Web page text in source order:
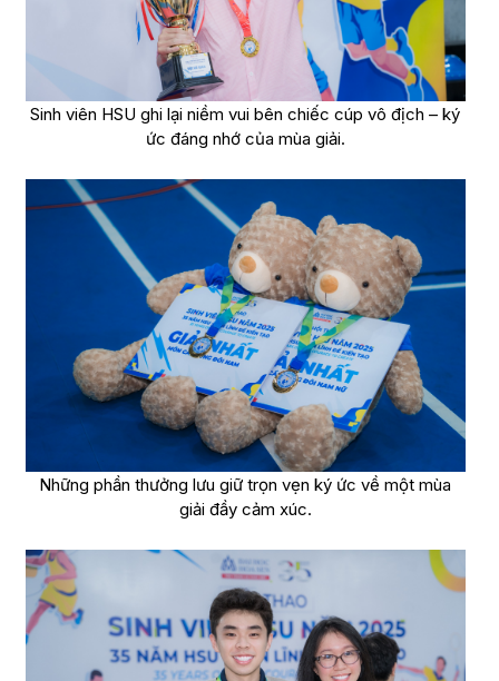
Sinh viên HSU ghi lại niềm vui bên chiếc cúp vô địch – ký
ức đáng nhớ của mùa giải.
Những phần thưởng lưu giữ trọn vẹn ký ức về một mùa
giải đầy cảm xúc.